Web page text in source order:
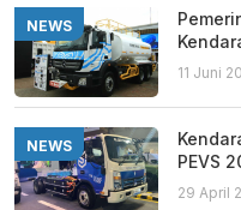
NEWS
11 Juni
NEWS
PEVS
29 April